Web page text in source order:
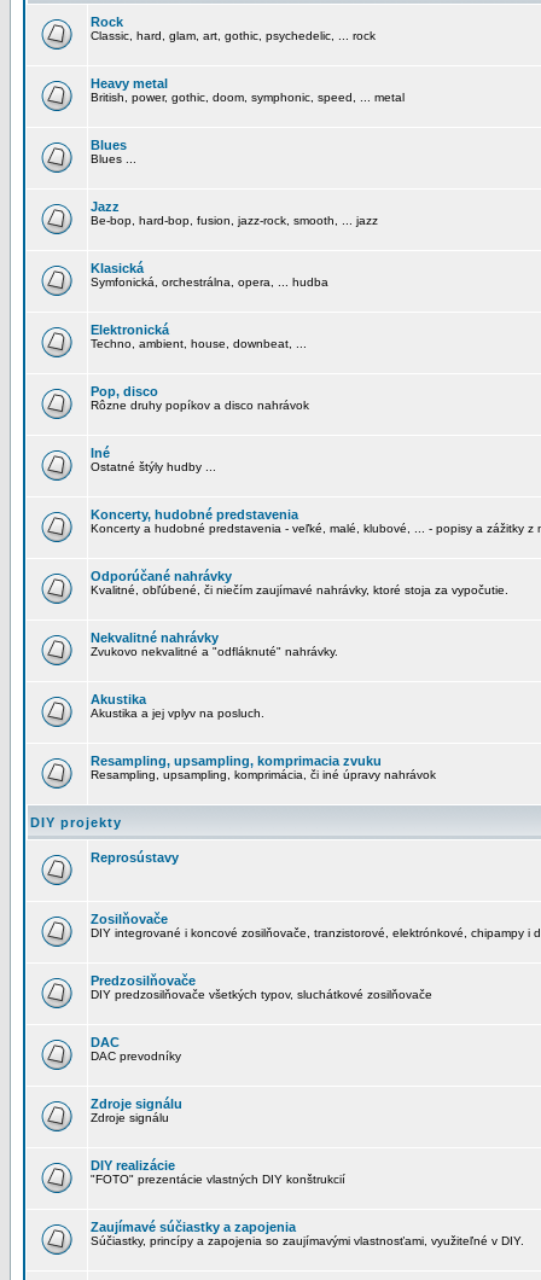
Rock
Classic, hard, glam, art, gothic, psychedelic, ... rock
Heavy metal
British, power, gothic, doom, symphonic, speed, ... metal
Blues
Blues ...
Jazz
Be-bop, hard-bop, fusion, jazz-rock, smooth, ... jazz
Klasická
Symfonická, orchestrálna, opera, ... hudba
Elektronická
Techno, ambient, house, downbeat, ...
Pop, disco
Rôzne druhy popíkov a disco nahrávok
Iné
Ostatné štýly hudby ...
Koncerty, hudobné predstavenia
Koncerty a hudobné predstavenia - veľké, malé, klubové, ... - popisy a zážitky z
Odporúčané nahrávky
Kvalitné, obľúbené, či niečím zaujímavé nahrávky, ktoré stoja za vypočutie.
Nekvalitné nahrávky
Zvukovo nekvalitné a "odfláknuté" nahrávky.
Akustika
Akustika a jej vplyv na posluch.
Resampling, upsampling, komprimacia zvuku
Resampling, upsampling, komprimácia, či iné úpravy nahrávok
DIY projekty
Reprosústavy
Zosilňovače
DIY integrované i koncové zosilňovače, tranzistorové, elektrónkové, chipampy i
Predzosilňovače
DIY predzosilňovače všetkých typov, sluchátkové zosilňovače
DAC
DAC prevodníky
Zdroje signálu
Zdroje signálu
DIY realizácie
"FOTO" prezentácie vlastných DIY konštrukcií
Zaujímavé súčiastky a zapojenia
Súčiastky, princípy a zapojenia so zaujímavými vlastnosťami, využiteľné v DIY.